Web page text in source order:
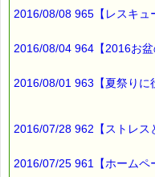
トリートメントボトル無
避難所生活などで
役に立つと思います。
詳細は下記をご覧くださ
2016/08/08 965【レスキュ
2016/08/04 964【2016お盆
2016/08/01 963【夏祭りに
2016/07/28 962【ストレス
2016/07/25 961【ホームペ